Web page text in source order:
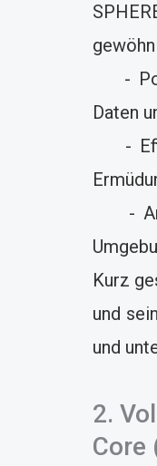
-
Daten
-
-
Kurz
und
und
2.
Core